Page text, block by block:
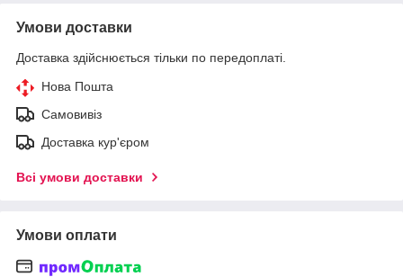
Умови доставки
Доставка здійснюється тільки по передоплаті.
Нова Пошта
Самовивіз
Доставка кур'єром
Всі умови доставки
Умови оплати